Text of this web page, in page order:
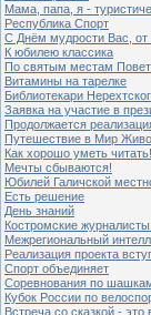
Мама, папа, я -
Республика Спорт
С Днём мудрости Вас,
К юбилею классика
По святым местам
Витамины на тарелке
Библиотекари
Заявка на участие в
Продолжается
Путешествие в Мир
Как хорошо уметь читать!
Мечты сбываются!
Юбилей Галичской
Есть решение
День знаний
Костромские
Межрегиональный
Реализация проекта
Спорт объединяет
Соревнования по
Кубок России по
Встреча со сказкой - это